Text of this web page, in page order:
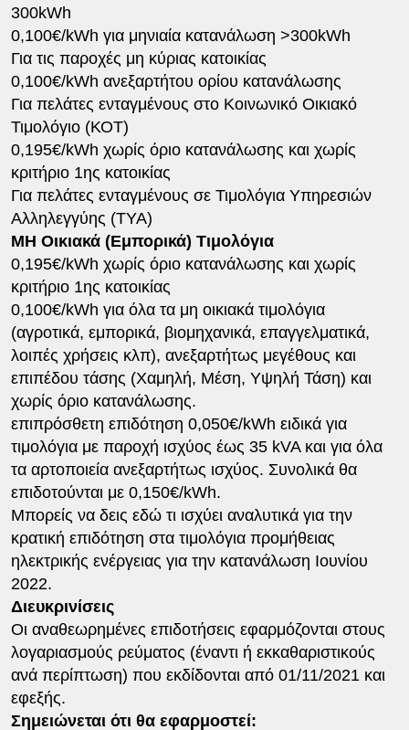
300kWh
0,100€/kWh για μηνιαία κατανάλωση >300kWh
Για τις παροχές μη κύριας κατοικίας
0,100€/kWh ανεξαρτήτου ορίου κατανάλωσης
Για πελάτες ενταγμένους στο Κοινωνικό Οικιακό
Τιμολόγιο (ΚΟΤ)
0,195€/kWh χωρίς όριο κατανάλωσης και χωρίς
κριτήριο 1ης κατοικίας
Για πελάτες ενταγμένους σε Τιμολόγια Υπηρεσιών
Αλληλεγγύης (ΤΥΑ)
ΜΗ Οικιακά (Εμπορικά) Τιμολόγια
0,195€/kWh χωρίς όριο κατανάλωσης και χωρίς
κριτήριο 1ης κατοικίας
0,100€/kWh για όλα τα μη οικιακά τιμολόγια
(αγροτικά, εμπορικά, βιομηχανικά, επαγγελματικά,
λοιπές χρήσεις κλπ), ανεξαρτήτως μεγέθους και
επιπέδου τάσης (Χαμηλή, Μέση, Υψηλή Τάση) και
χωρίς όριο κατανάλωσης.
επιπρόσθετη επιδότηση 0,050€/kWh ειδικά για
τιμολόγια με παροχή ισχύος έως 35 kVA και για όλα
τα αρτοποιεία ανεξαρτήτως ισχύος. Συνολικά θα
επιδοτούνται με 0,150€/kWh.
Μπορείς να δεις εδώ τι ισχύει αναλυτικά για την
κρατική επιδότηση στα τιμολόγια προμήθειας
ηλεκτρικής ενέργειας για την κατανάλωση Ιουνίου
2022.
Διευκρινίσεις
Οι αναθεωρημένες επιδοτήσεις εφαρμόζονται στους
λογαριασμούς ρεύματος (έναντι ή εκκαθαριστικούς
ανά περίπτωση) που εκδίδονται από 01/11/2021 και
εφεξής.
Σημειώνεται ότι θα εφαρμοστεί: